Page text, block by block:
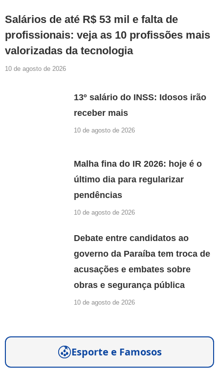
Salários de até R$ 53 mil e falta de
profissionais: veja as 10 profissões mais
valorizadas da tecnologia
10 de agosto de 2026
13º salário do INSS: Idosos irão
receber mais
10 de agosto de 2026
Malha fina do IR 2026: hoje é o
último dia para regularizar
pendências
10 de agosto de 2026
Debate entre candidatos ao
governo da Paraíba tem troca de
acusações e embates sobre
obras e segurança pública
10 de agosto de 2026
Esporte e Famosos